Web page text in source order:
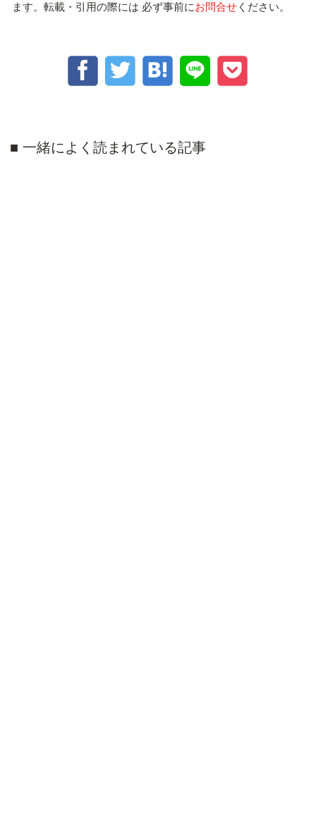
ます。転載・引用の際には 必ず事前にお問合せ ください。
一緒によく読まれている記事